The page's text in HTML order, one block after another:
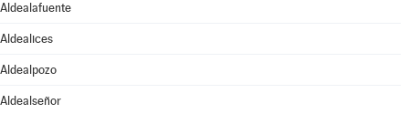
Aldealafuente
Aldealices
Aldealpozo
Aldealseñor